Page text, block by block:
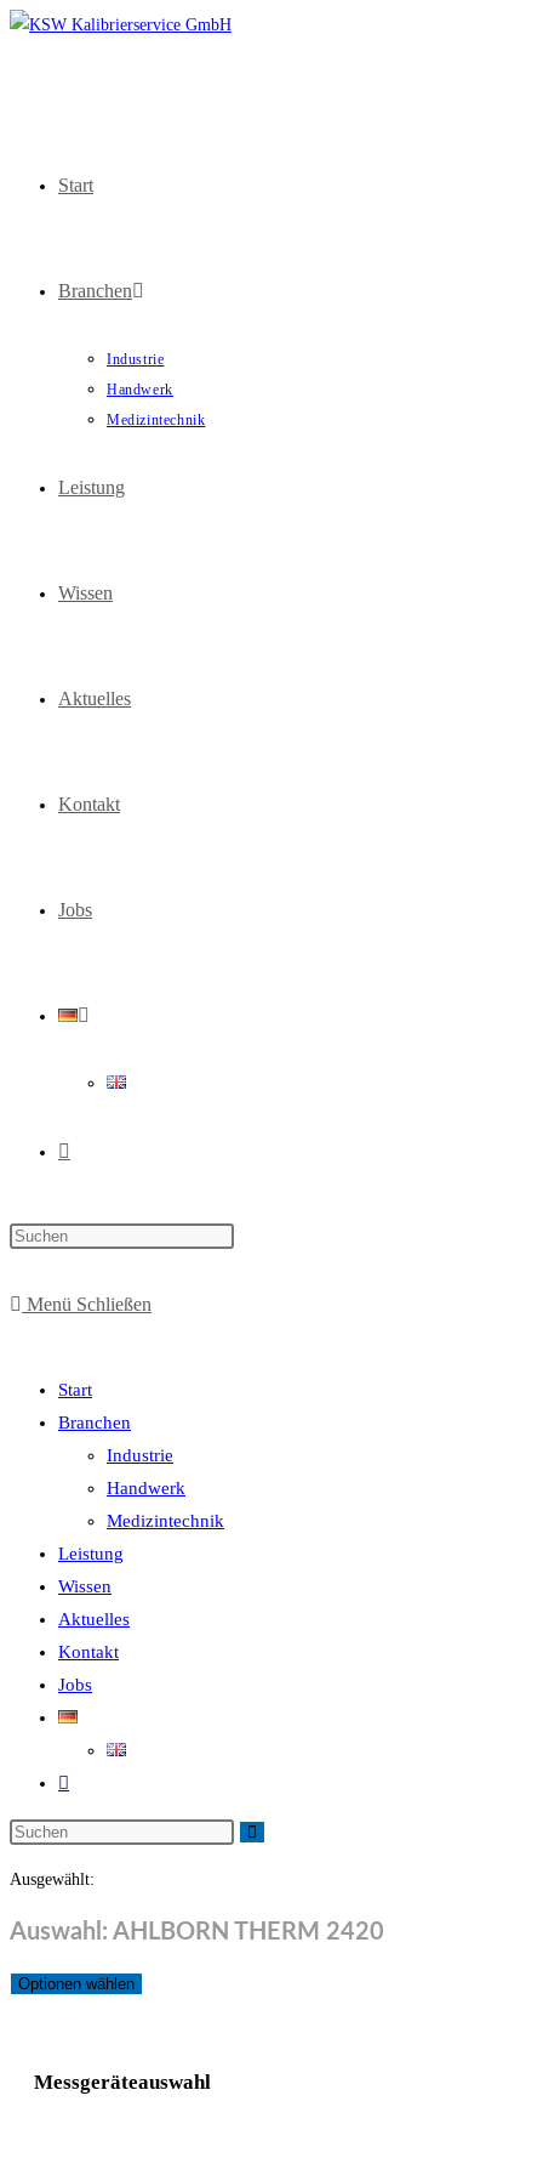
Start
Branchen
Industrie
Handwerk
Medizintechnik
Leistung
Wissen
Aktuelles
Kontakt
Jobs
Menü Schließen
Start
Branchen
Industrie
Handwerk
Medizintechnik
Leistung
Wissen
Aktuelles
Kontakt
Jobs
Ausgewählt:
Auswahl: AHLBORN THERM 2420
Optionen wählen
Messgeräteauswahl